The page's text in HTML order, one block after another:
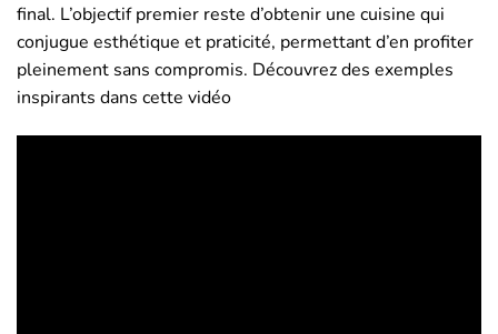
final. L’objectif premier reste d’obtenir une cuisine qui
conjugue esthétique et praticité, permettant d’en profiter
pleinement sans compromis. Découvrez des exemples
inspirants dans cette vidéo